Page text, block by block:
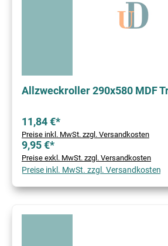
Allzweckroller 290x580 MDF
11,84 €*
Preise inkl. MwSt. zzgl. Versandkosten
9,95 €*
Preise exkl. MwSt. zzgl. Versandkosten
Preise inkl. MwSt. zzgl. Versandkosten